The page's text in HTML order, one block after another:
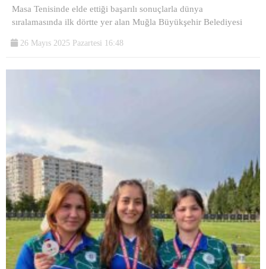
Masa Tenisinde elde ettiği başarılı sonuçlarla dünya
sıralamasında ilk dörtte yer alan Muğla Büyükşehir Belediyesi
26 Mayıs 2025 Pazartesi 16:48